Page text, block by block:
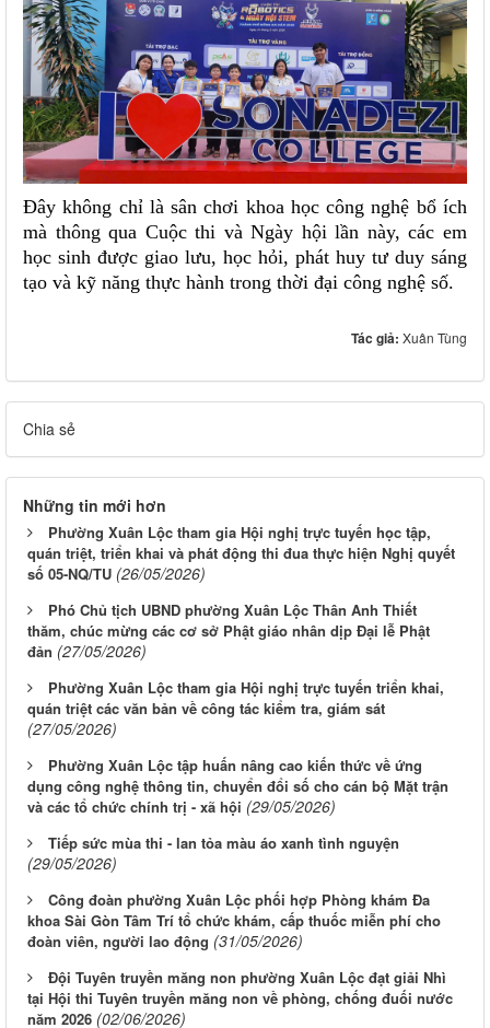
Đây không chỉ là sân chơi khoa học công nghệ bổ ích
mà thông qua Cuộc thi và Ngày hội lần này, các em
học sinh được giao lưu, học hỏi, phát huy tư duy sáng
tạo và kỹ năng thực hành trong thời đại công nghệ số.
Tác giả: Xuân Tùng
Chia sẻ
Những tin mới hơn
Phường Xuân Lộc tham gia Hội nghị trực tuyến học tập,
quán triệt, triển khai và phát động thi đua thực hiện Nghị quyết
số 05-NQ/TU (26/05/2026)
Phó Chủ tịch UBND phường Xuân Lộc Thân Anh Thiết
thăm, chúc mừng các cơ sở Phật giáo nhân dịp Đại lễ Phật
đản (27/05/2026)
Phường Xuân Lộc tham gia Hội nghị trực tuyến triển khai,
quán triệt các văn bản về công tác kiểm tra, giám sát
(27/05/2026)
Phường Xuân Lộc tập huấn nâng cao kiến thức về ứng
dụng công nghệ thông tin, chuyển đổi số cho cán bộ Mặt trận
và các tổ chức chính trị - xã hội (29/05/2026)
Tiếp sức mùa thi - lan tỏa màu áo xanh tình nguyện
(29/05/2026)
Công đoàn phường Xuân Lộc phối hợp Phòng khám Đa
khoa Sài Gòn Tâm Trí tổ chức khám, cấp thuốc miễn phí cho
đoàn viên, người lao động (31/05/2026)
Đội Tuyên truyền măng non phường Xuân Lộc đạt giải Nhì
tại Hội thi Tuyên truyền măng non về phòng, chống đuối nước
năm 2026 (02/06/2026)